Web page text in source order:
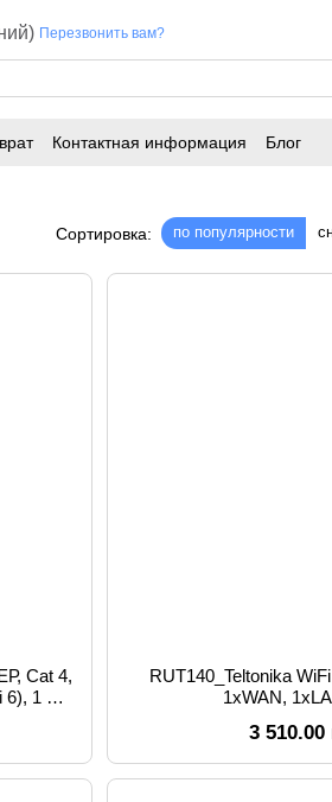
Перезвонить вам?
Контактная информация Блог
Сортировка: по популярности
Cat 4,
6), 1 x
serial
RUT140_Teltonika WiFi маршрутизатор
1xWAN,
3 510.00